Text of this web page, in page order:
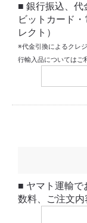
■ 銀行振込、代
ビットカード
レクト）
※代金引換によるクレ
行輸入品についてはご
■ ヤマト運輸で
数料、ご注文内